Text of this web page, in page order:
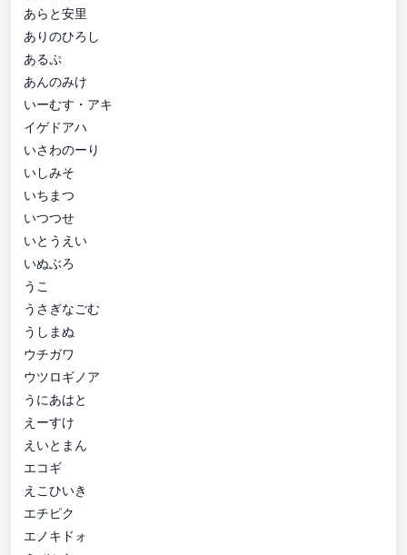
あらと安里
ありのひろし
あるぷ
あんのみけ
いーむす・アキ
イゲドアハ
いさわのーり
いしみそ
いちまつ
いつつせ
いとうえい
いぬぶろ
うこ
うさぎなごむ
うしまぬ
ウチガワ
ウツロギノア
うにあはと
えーすけ
えいとまん
エコギ
えこひいき
エチピク
エノキドォ